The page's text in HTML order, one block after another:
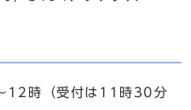
12時（受付は11時30分